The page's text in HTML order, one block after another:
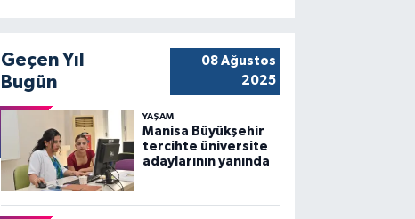
Geçen Yıl
Bugün
08 Ağustos
2025
YAŞAM
Manisa Büyükşehir
tercihte üniversite
adaylarının yanında